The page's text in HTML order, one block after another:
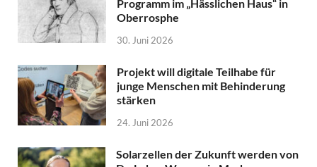
Programm im „Hässlichen Haus“ in
Oberrosphe
30. Juni 2026
Projekt will digitale Teilhabe für
junge Menschen mit Behinderung
stärken
24. Juni 2026
Solarzellen der Zukunft werden von